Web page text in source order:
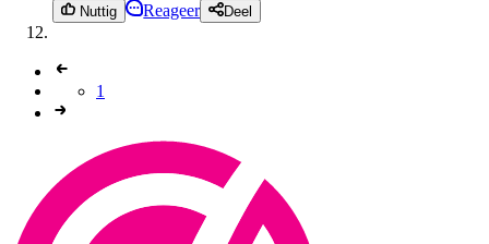
Nuttig Reageer Deel
1